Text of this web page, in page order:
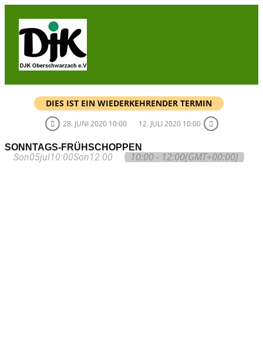
Skip
BEWEGEN! … Sport & Engagement
DIES IST EIN WIEDERKEHRENDER TERMIN
28. JUNI 2020 10:00 12. JULI 2020 10:00
SONNTAGS-FRÜHSCHOPPEN
Son05jul10:00Son12:00 10:00 - 12:00(GMT+00:00)